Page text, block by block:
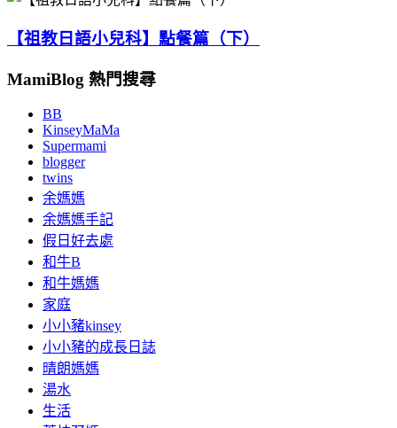
【祖教日語小兒科】點餐篇（下）
MamiBlog 熱門搜尋
BB
KinseyMaMa
Supermami
blogger
twins
余媽媽
余媽媽手記
假日好去處
和牛B
和牛媽媽
家庭
小小豬kinsey
小小豬的成長日誌
晴朗媽媽
湯水
生活